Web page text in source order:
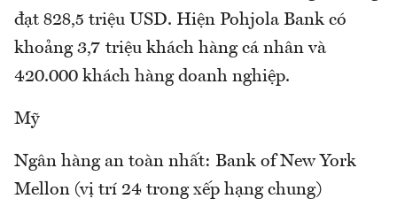
đạt 828,5 triệu USD. Hiện Pohjola Bank có
khoảng 3,7 triệu khách hàng cá nhân và
420.000 khách hàng doanh nghiệp.
Mỹ
Ngân hàng an toàn nhất: Bank of New York
Mellon (vị trí 24 trong xếp hạng chung)